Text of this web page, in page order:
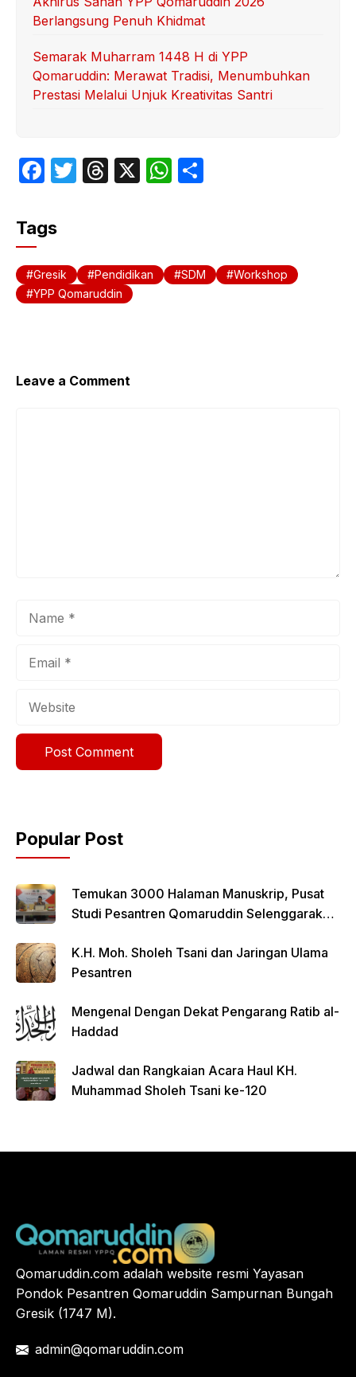
Berlangsung Penuh Khidmat
Semarak Muharram 1448 H di YPP
Qomaruddin: Merawat Tradisi, Menumbuhkan
Prestasi Melalui Unjuk Kreativitas Santri
F
c
e
b
o
T
T
d
s
X
W
A
Tags
Gresik Pendidikan SDM
Workshop
YPP Qomaruddin
Leave a Comment
Popular Post
Temukan 3000 Halaman Manuskrip, Pusat
Studi Pesantren Qomaruddin Selenggarakan
K.H. Moh. Sholeh Tsani dan Jaringan Ulama
Pesantren
Mengenal Dengan Dekat Pengarang Ratib al-
Haddad
Jadwal dan Rangkaian Acara Haul KH.
Muhammad Sholeh Tsani ke-120
Qomaruddin.com adalah website resmi Yayasan
Pondok Pesantren Qomaruddin Sampurnan Bungah
Gresik (1747 M).
admin@qomaruddin.com